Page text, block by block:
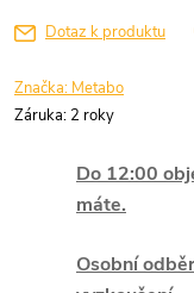
Dotaz k produktu
Značka: Metabo
Záruka: 2 roky
Do 12:00
máte.
Osobní